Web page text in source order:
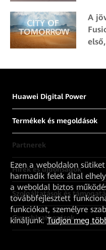
A
Huawei Digital Power
Termékek és megoldások
Partnerek
Hírek és újdonságok
Szolgáltatások és
Gyorshivatkozások
Ezen a weboldalon
harmadik felek által
a weboldal biztos
továbbfejlesztett
funkciókat, személyre
kínáljunk.Tudjon meg